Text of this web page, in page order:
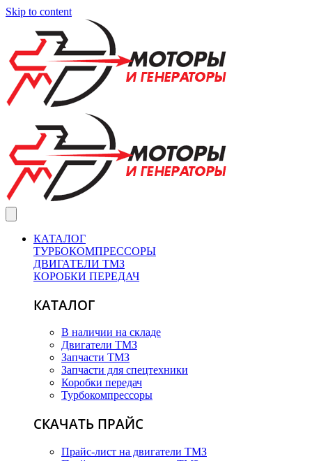
Skip to content
КАТАЛОГ
ТУРБОКОМПРЕССОРЫ
ДВИГАТЕЛИ ТМЗ
КОРОБКИ ПЕРЕДАЧ
КАТАЛОГ
В наличии на складе
Двигатели ТМЗ
Запчасти ТМЗ
Запчасти для спецтехники
Коробки передач
Турбокомпрессоры
СКАЧАТЬ ПРАЙС
Прайс-лист на двигатели ТМЗ